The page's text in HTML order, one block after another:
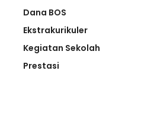
Dana BOS
Ekstrakurikuler
Kegiatan Sekolah
Prestasi